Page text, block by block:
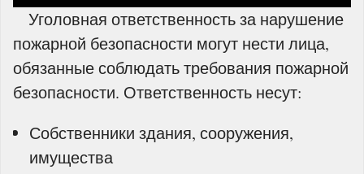
Уголовная ответственность за нарушение
пожарной безопасности могут нести лица,
обязанные соблюдать требования пожарной
безопасности. Ответственность несут:
Собственники здания, сооружения,
имущества